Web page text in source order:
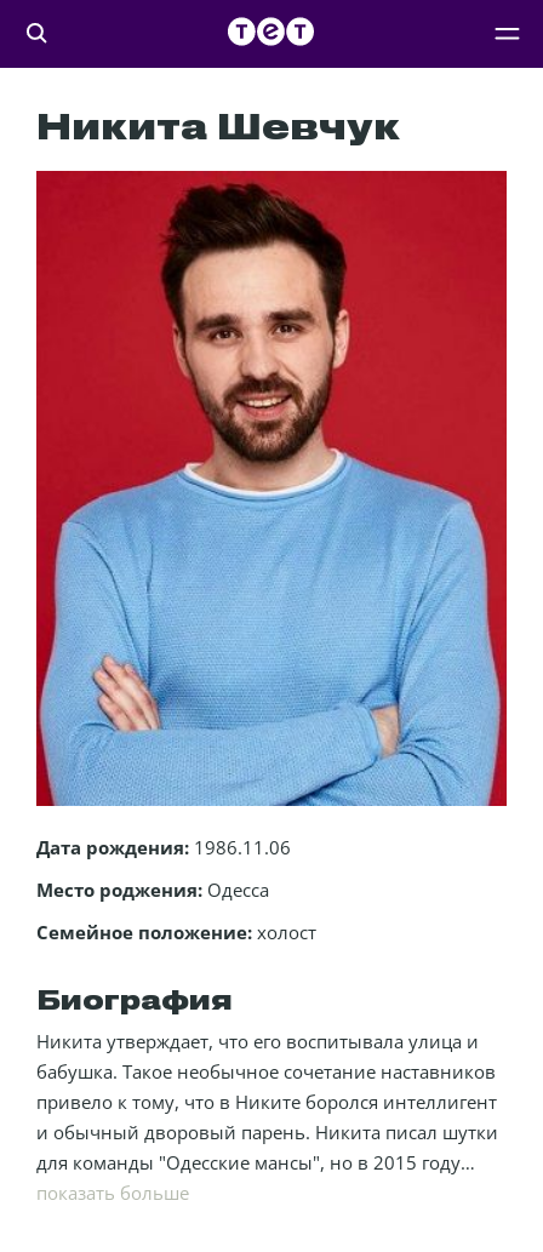
Никита Шевчук
Дата рождения: 1986.11.06
Место роджения: Одесса
Семейное положение: холост
Биография
Никита утверждает, что его воспитывала улица и
бабушка. Такое необычное сочетание наставников
привело к тому, что в Никите боролся интеллигент
и обычный дворовый парень. Никита писал шутки
для команды "Одесские мансы", но в 2015 году
полностью изменил свою жизнь, взяв билет в Киев
показать больше